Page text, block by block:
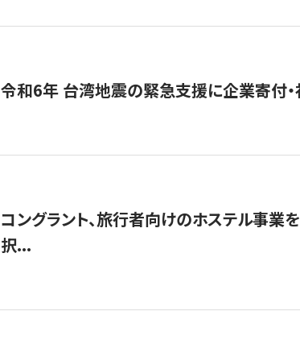
令和6年 台湾地震の緊急支援に企業寄付・
コングラント、旅行者向けのホステル事業
択...